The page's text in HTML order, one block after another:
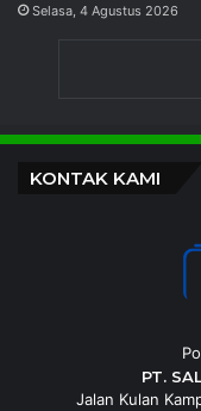
Selasa, 4 Agustus 2026
KONTAK KAMI
PT.
Jalan Kulan